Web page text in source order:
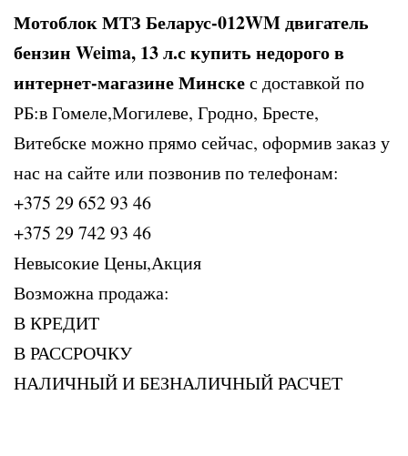
Мотоблок МТЗ Беларус-012WM двигатель
бензин Weima, 13 л.с купить недорого в
интернет-магазине Минскес доставкой по
РБ:в Гомеле,Могилеве, Гродно, Бресте,
Витебске можно прямо сейчас, оформив заказ у
нас на сайте или позвонив по телефонам:
+375 29 652 93 46
+375 29 742 93 46
Невысокие Цены,Акция
Возможна продажа:
В КРЕДИТ
В РАССРОЧКУ
НАЛИЧНЫЙ И БЕЗНАЛИЧНЫЙ РАСЧЕТ